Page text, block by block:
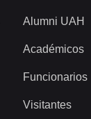
Alumni UAH
Académicos
Funcionarios
Visitantes